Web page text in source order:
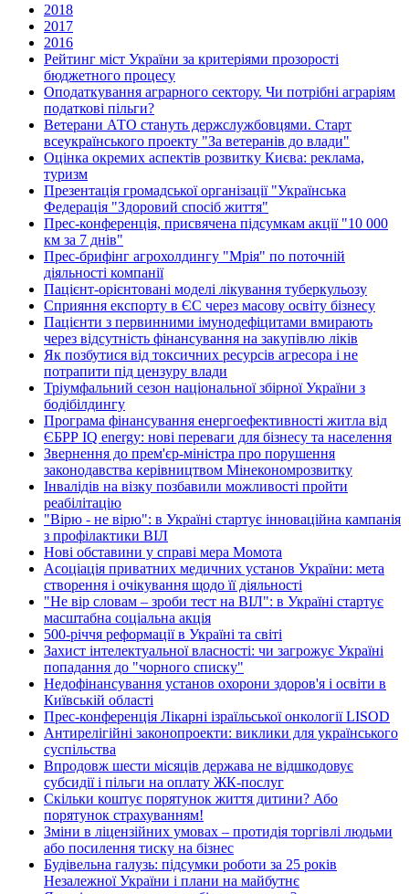
2018
2017
2016
Рейтинг міст України за критеріями прозорості
бюджетного процесу
Оподаткування аграрного сектору. Чи потрібні аграріям
податкові пільги?
Ветерани АТО стануть держслужбовцями. Старт
всеукраїнського проекту "За ветеранів до влади"
Оцінка окремих аспектів розвитку Києва: реклама,
туризм
Презентація громадської організації "Українська
Федерація "Здоровий спосіб життя"
Прес-конференція, присвячена підсумкам акції "10 000
км за 7 днів"
Прес-брифінг агрохолдингу "Мрія" по поточній
діяльності компанії
Пацієнт-орієнтовані моделі лікування туберкульозу
Сприяння експорту в ЄС через масову освіту бізнесу
Пацієнти з первинними імунодефіцитами вмирають
через відсутність фінансування на закупівлю ліків
Як позбутися від токсичних ресурсів агресора і не
потрапити під цензуру влади
Тріумфальний сезон національної збірної України з
бодібілдингу
Програма фінансування енергоефективності житла від
ЄБРР IQ energy: нові переваги для бізнесу та населення
Звернення до прем'єр-міністра про порушення
законодавства керівництвом Мінекономрозвитку
Інвалідів на візку позбавили можливості пройти
реабілітацію
"Вірю - не вірю": в Україні стартує інноваційна кампанія
з профілактики ВІЛ
Нові обставини у справі мера Момота
Асоціація приватних медичних установ України: мета
створення і очікування щодо її діяльності
"Не вір словам – зроби тест на ВІЛ": в Україні стартує
масштабна соціальна акція
500-річчя реформації в Україні та світі
Захист інтелектуальної власності: чи загрожує Україні
попадання до "чорного списку"
Недофінансування установ охорони здоров'я і освіти в
Київській області
Прес-конференція Лікарні ізраїльської онкології LISOD
Антирелігійні законопроекти: виклики для українського
суспільства
Впродовж шести місяців держава не відшкодовує
субсидії і пільги на оплату ЖК-послуг
Скільки коштує порятунок життя дитини? Або
порятунок страхуванням!
Зміни в ліцензійних умовах – протидія торгівлі людьми
або посилення тиску на бізнес
Будівельна галузь: підсумки роботи за 25 років
Незалежної України і плани на майбутнє